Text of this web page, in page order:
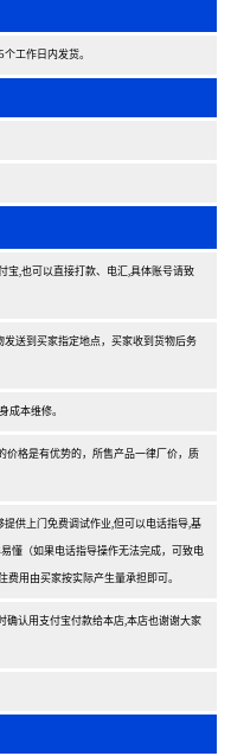
工作日内发货。
宝,也可以直接打款、电汇,具体账号请致
送到买家指定地点，买家收到货物后务
成本维修。
价格是有优势的，所售产品一律厂价，质
供上门免费调试作业,但可以电话指导,基
懂（如果电话指导操作无法完成，可致电
用由买家按实际产生量承担即可。
确认用支付宝付款给本店,本店也谢谢大家